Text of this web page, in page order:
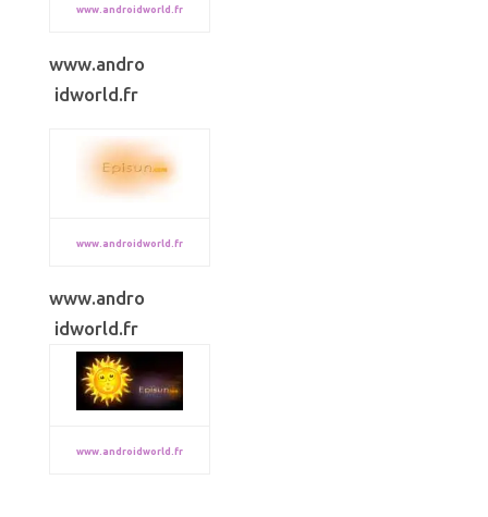
www.androidworld.fr
www.andro
idworld.fr
www.androidworld.fr
www.andro
idworld.fr
www.androidworld.fr